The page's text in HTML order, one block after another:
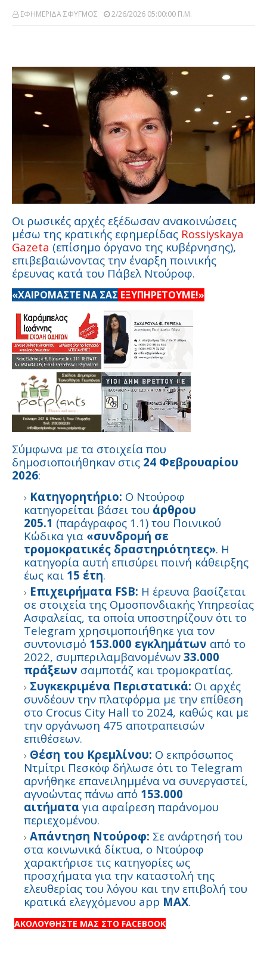
ΕΦΗΜΕΡΙΔΑ ΣΦΥΓΜΟΣ 2/26/2026 05:00:00 Π.μ.
Οι ρωσικές αρχές εξέδωσαν ανακοινώσεις
μέσω της κρατικής εφημερίδας Rossiyskaya
Gazeta (επίσημο όργανο της κυβέρνησης),
επιβεβαιώνοντας την έναρξη ποινικής
έρευνας κατά του Πάβελ Ντούροφ.
«ΧΑΙΡΟΜΑΣΤΕ ΝΑ ΣΑΣ ΕΞΥΠΗΡΕΤΟΥΜΕ!»
Σύμφωνα με τα στοιχεία που
δημοσιοποιήθηκαν στις 24 Φεβρουαρίου
2026:
Κατηγορητήριο: Ο Ντούροφ
κατηγορείται βάσει του άρθρου
205.1 (παράγραφος 1.1) του Ποινικού
Κώδικα για «συνδρομή σε
τρομοκρατικές δραστηριότητες». Η
κατηγορία αυτή επισύρει ποινή κάθειρξης
έως και 15 έτη.
Επιχειρήματα FSB: Η έρευνα βασίζεται
σε στοιχεία της Ομοσπονδιακής Υπηρεσίας
Ασφαλείας, τα οποία υποστηρίζουν ότι το
Telegram χρησιμοποιήθηκε για τον
συντονισμό 153.000 εγκλημάτων από το
2022, συμπεριλαμβανομένων 33.000
πράξεων σαμποτάζ και τρομοκρατίας.
Συγκεκριμένα Περιστατικά: Οι αρχές
συνδέουν την πλατφόρμα με την επίθεση
στο Crocus City Hall το 2024, καθώς και με
την οργάνωση 475 αποτραπεισών
επιθέσεων.
Θέση του Κρεμλίνου: Ο εκπρόσωπος
Ντμίτρι Πεσκόφ δήλωσε ότι το Telegram
αρνήθηκε επανειλημμένα να συνεργαστεί,
αγνοώντας πάνω από 153.000
αιτήματα για αφαίρεση παράνομου
περιεχομένου.
Απάντηση Ντούροφ: Σε ανάρτησή του
στα κοινωνικά δίκτυα, ο Ντούροφ
χαρακτήρισε τις κατηγορίες ως
προσχήματα για την καταστολή της
ελευθερίας του λόγου και την επιβολή του
κρατικά ελεγχόμενου app MAX.
ΑΚΟΛΟΥΘΗΣΤΕ ΜΑΣ ΣΤΟ FACEBOOK